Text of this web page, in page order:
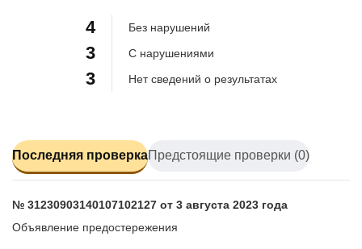
4
3
3
Без нарушений
С нарушениями
Нет сведений о результатах
Последняя проверкаПредстоящие проверки (0)
№ 31230903140107102127 от 3 августа 2023 года
Объявление предостережения